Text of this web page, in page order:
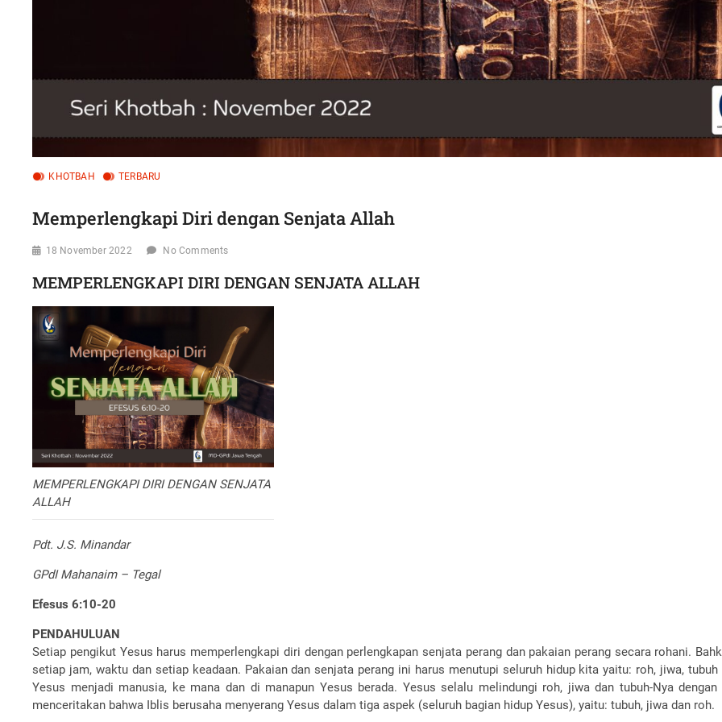
KHOTBAH TERBARU
Memperlengkapi Diri dengan Senjata Allah
18 November 2022 No Comments
MEMPERLENGKAPI DIRI DENGAN SENJATA ALLAH
MEMPERLENGKAPI DIRI DENGAN SENJATA
ALLAH
Pdt. J.S. Minandar
GPdI Mahanaim – Tegal
Efesus 6:10-20
PENDAHULUAN
Setiap pengikut Yesus harus memperlengkapi diri dengan perlengkapan senjata perang dan pakaian perang secara rohani.
setiap jam, waktu dan setiap keadaan. Pakaian dan senjata perang ini harus menutupi seluruh hidup kita yaitu: roh, jiwa,
Yesus menjadi manusia, ke mana dan di manapun Yesus berada. Yesus selalu melindungi roh, jiwa dan tubuh-Nya
menceritakan bahwa Iblis berusaha menyerang Yesus dalam tiga aspek (seluruh bagian hidup Yesus), yaitu: tubuh, jiwa dan roh.